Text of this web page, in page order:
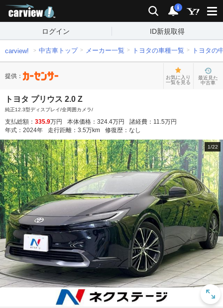
検索 通知
i
ログイン ID新規取得
carview! 中古車トップ メーカー一覧 トヨタの車種一覧 トヨタの
提供：
お気に入り
一覧を見る
最近見た
中古車
トヨタ プリウス 2.0 Z
純正12.3型ディスプレイ/全周囲カメラ/
支払総額： 335.9万円 本体価格： 324.4万円 諸経費： 11.5万円
年式： 2024年 走行距離： 3.5万km 修復歴： なし
1/22